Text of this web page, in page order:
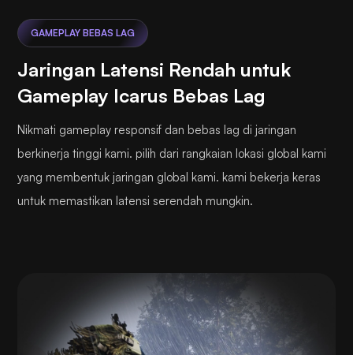
GAMEPLAY BEBAS LAG
Jaringan Latensi Rendah untuk
Gameplay Icarus Bebas Lag
Nikmati gameplay responsif dan bebas lag di jaringan
berkinerja tinggi kami. pilih dari rangkaian lokasi global kami
yang membentuk jaringan global kami. kami bekerja keras
untuk memastikan latensi serendah mungkin.